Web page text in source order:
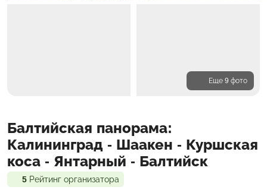
Еще 9 фото
Программа Проживание Входит в стоимость
Балтийская панорама:
Калининград - Шаакен - Куршская
коса - Янтарный - Балтийск
5 Рейтинг организатора